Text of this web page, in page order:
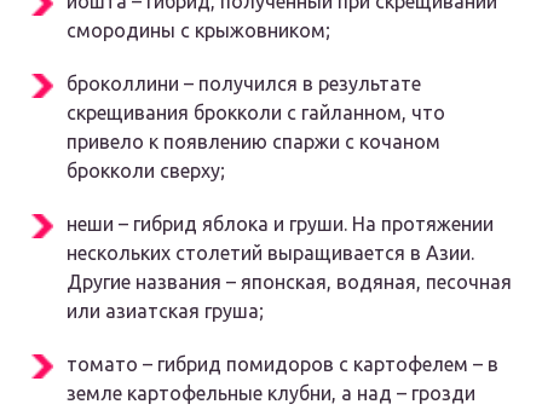
смородины с крыжовником;
броколлини – получился в результате
скрещивания брокколи с гайланном, что
привело к появлению спаржи с кочаном
брокколи сверху;
неши – гибрид яблока и груши. На протяжении
нескольких столетий выращивается в Азии.
Другие названия – японская, водяная, песочная
или азиатская груша;
томато – гибрид помидоров с картофелем – в
земле картофельные клубни, а над – грозди